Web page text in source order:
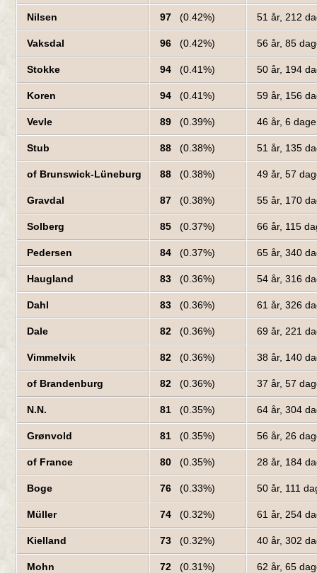
Nilsen 97(0.42%) 51 år, 212
Vaksdal 96(0.42%) 56 år, 85
Stokke 94(0.41%) 50 år, 194
Koren 94(0.41%) 59 år, 156
Vevle 89(0.39%) 46 år, 6
Stub 88(0.38%) 51 år, 135
of Brunswick-Lüneburg 88(0.38%) 49 år, 57
Gravdal 87(0.38%) 55 år, 170
Solberg 85(0.37%) 66 år, 115
Pedersen 84(0.37%) 65 år, 340
Haugland 83(0.36%) 54 år, 316
Dahl 83(0.36%) 61 år, 326
Dale 82(0.36%) 69 år, 221
Vimmelvik 82(0.36%) 38 år, 140
of Brandenburg 82(0.36%) 37 år, 57
N.N. 81(0.35%) 64 år, 304
Grønvold 81(0.35%) 56 år, 26
of France 80(0.35%) 28 år, 184
Boge 76(0.33%) 50 år, 111
Müller 74(0.32%) 61 år, 254
Kielland 73(0.32%) 40 år, 302
Mohn 72(0.31%) 62 år, 65